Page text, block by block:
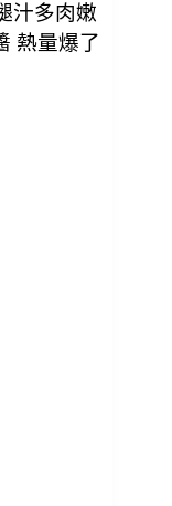
汁多肉嫩
熱量爆了